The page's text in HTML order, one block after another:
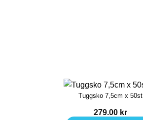
Tuggsko 7,5cm x 50st
279.00 kr